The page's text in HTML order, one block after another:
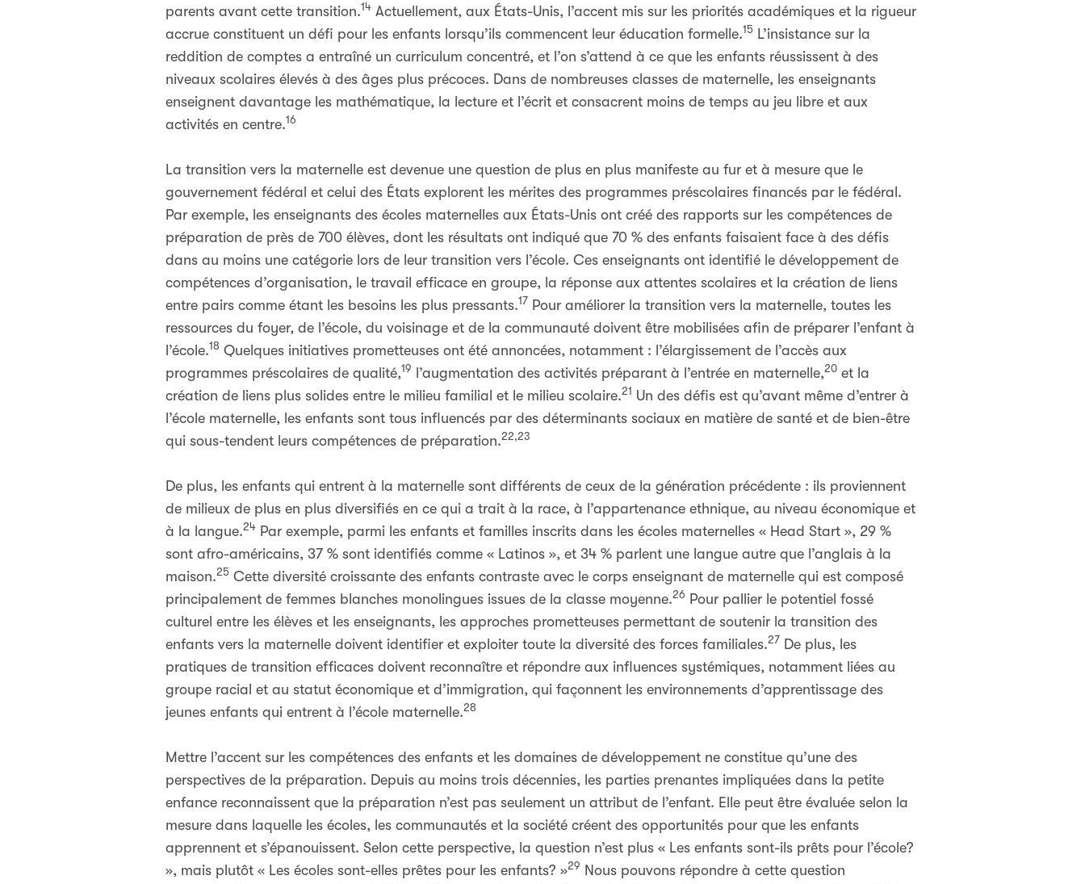
parents avant cette transition.14 Actuellement, aux États-Unis, l’accent mis sur les priorités académiques et la rigueur
accrue constituent un défi pour les enfants lorsqu’ils commencent leur éducation formelle.15 L’insistance sur la
reddition de comptes a entraîné un curriculum concentré, et l’on s’attend à ce que les enfants réussissent à des
niveaux scolaires élevés à des âges plus précoces. Dans de nombreuses classes de maternelle, les enseignants
enseignent davantage les mathématique, la lecture et l’écrit et consacrent moins de temps au jeu libre et aux
activités en centre.16
La transition vers la maternelle est devenue une question de plus en plus manifeste au fur et à mesure que le
gouvernement fédéral et celui des États explorent les mérites des programmes préscolaires financés par le fédéral.
Par exemple, les enseignants des écoles maternelles aux États-Unis ont créé des rapports sur les compétences de
préparation de près de 700 élèves, dont les résultats ont indiqué que 70 % des enfants faisaient face à des défis
dans au moins une catégorie lors de leur transition vers l’école. Ces enseignants ont identifié le développement de
compétences d’organisation, le travail efficace en groupe, la réponse aux attentes scolaires et la création de liens
entre pairs comme étant les besoins les plus pressants.17 Pour améliorer la transition vers la maternelle, toutes les
ressources du foyer, de l’école, du voisinage et de la communauté doivent être mobilisées afin de préparer l’enfant à
l’école.18 Quelques initiatives prometteuses ont été annoncées, notamment : l’élargissement de l’accès aux
programmes préscolaires de qualité,19 l’augmentation des activités préparant à l’entrée en maternelle,20 et la
création de liens plus solides entre le milieu familial et le milieu scolaire.21 Un des défis est qu’avant même d’entrer à
l’école maternelle, les enfants sont tous influencés par des déterminants sociaux en matière de santé et de bien-être
qui sous-tendent leurs compétences de préparation.22,23
De plus, les enfants qui entrent à la maternelle sont différents de ceux de la génération précédente : ils proviennent
de milieux de plus en plus diversifiés en ce qui a trait à la race, à l’appartenance ethnique, au niveau économique et
à la langue.24 Par exemple, parmi les enfants et familles inscrits dans les écoles maternelles « Head Start », 29 %
sont afro-américains, 37 % sont identifiés comme « Latinos », et 34 % parlent une langue autre que l’anglais à la
maison.25 Cette diversité croissante des enfants contraste avec le corps enseignant de maternelle qui est composé
principalement de femmes blanches monolingues issues de la classe moyenne.26 Pour pallier le potentiel fossé
culturel entre les élèves et les enseignants, les approches prometteuses permettant de soutenir la transition des
enfants vers la maternelle doivent identifier et exploiter toute la diversité des forces familiales.27 De plus, les
pratiques de transition efficaces doivent reconnaître et répondre aux influences systémiques, notamment liées au
groupe racial et au statut économique et d’immigration, qui façonnent les environnements d’apprentissage des
jeunes enfants qui entrent à l’école maternelle.28
Mettre l’accent sur les compétences des enfants et les domaines de développement ne constitue qu’une des
perspectives de la préparation. Depuis au moins trois décennies, les parties prenantes impliquées dans la petite
enfance reconnaissent que la préparation n’est pas seulement un attribut de l’enfant. Elle peut être évaluée selon la
mesure dans laquelle les écoles, les communautés et la société créent des opportunités pour que les enfants
apprennent et s’épanouissent. Selon cette perspective, la question n’est plus « Les enfants sont-ils prêts pour l’école?
», mais plutôt « Les écoles sont-elles prêtes pour les enfants? »29 Nous pouvons répondre à cette question